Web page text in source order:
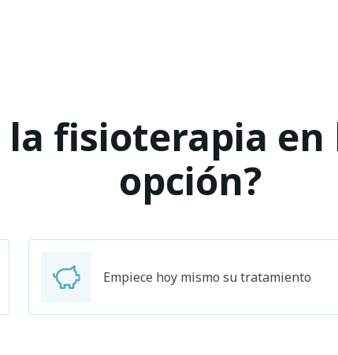
la fisioterapia
opción?
Empiece hoy mismo su tratamiento